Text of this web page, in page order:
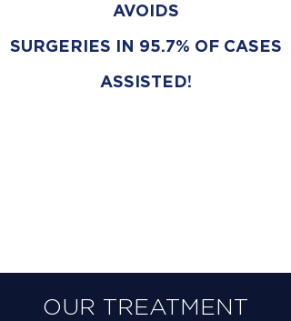
AVOIDS
SURGERIES IN 95.7% OF CASES
ASSISTED!
OUR TREATMENT